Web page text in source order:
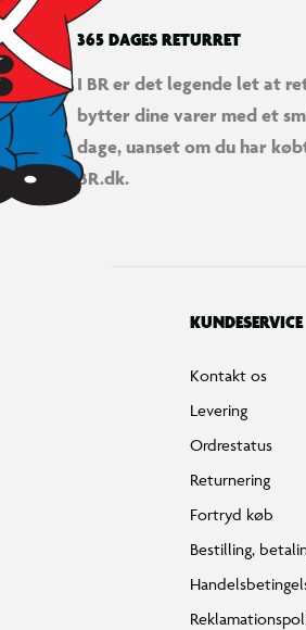
365 DAGES RETURRET
I BR er det legende let at
bytter dine varer med et
dage, uanset om du har
BR.dk.
KUNDESERVICE
Kontakt os
Levering
Ordrestatus
Returnering
Fortryd køb
Bestilling,